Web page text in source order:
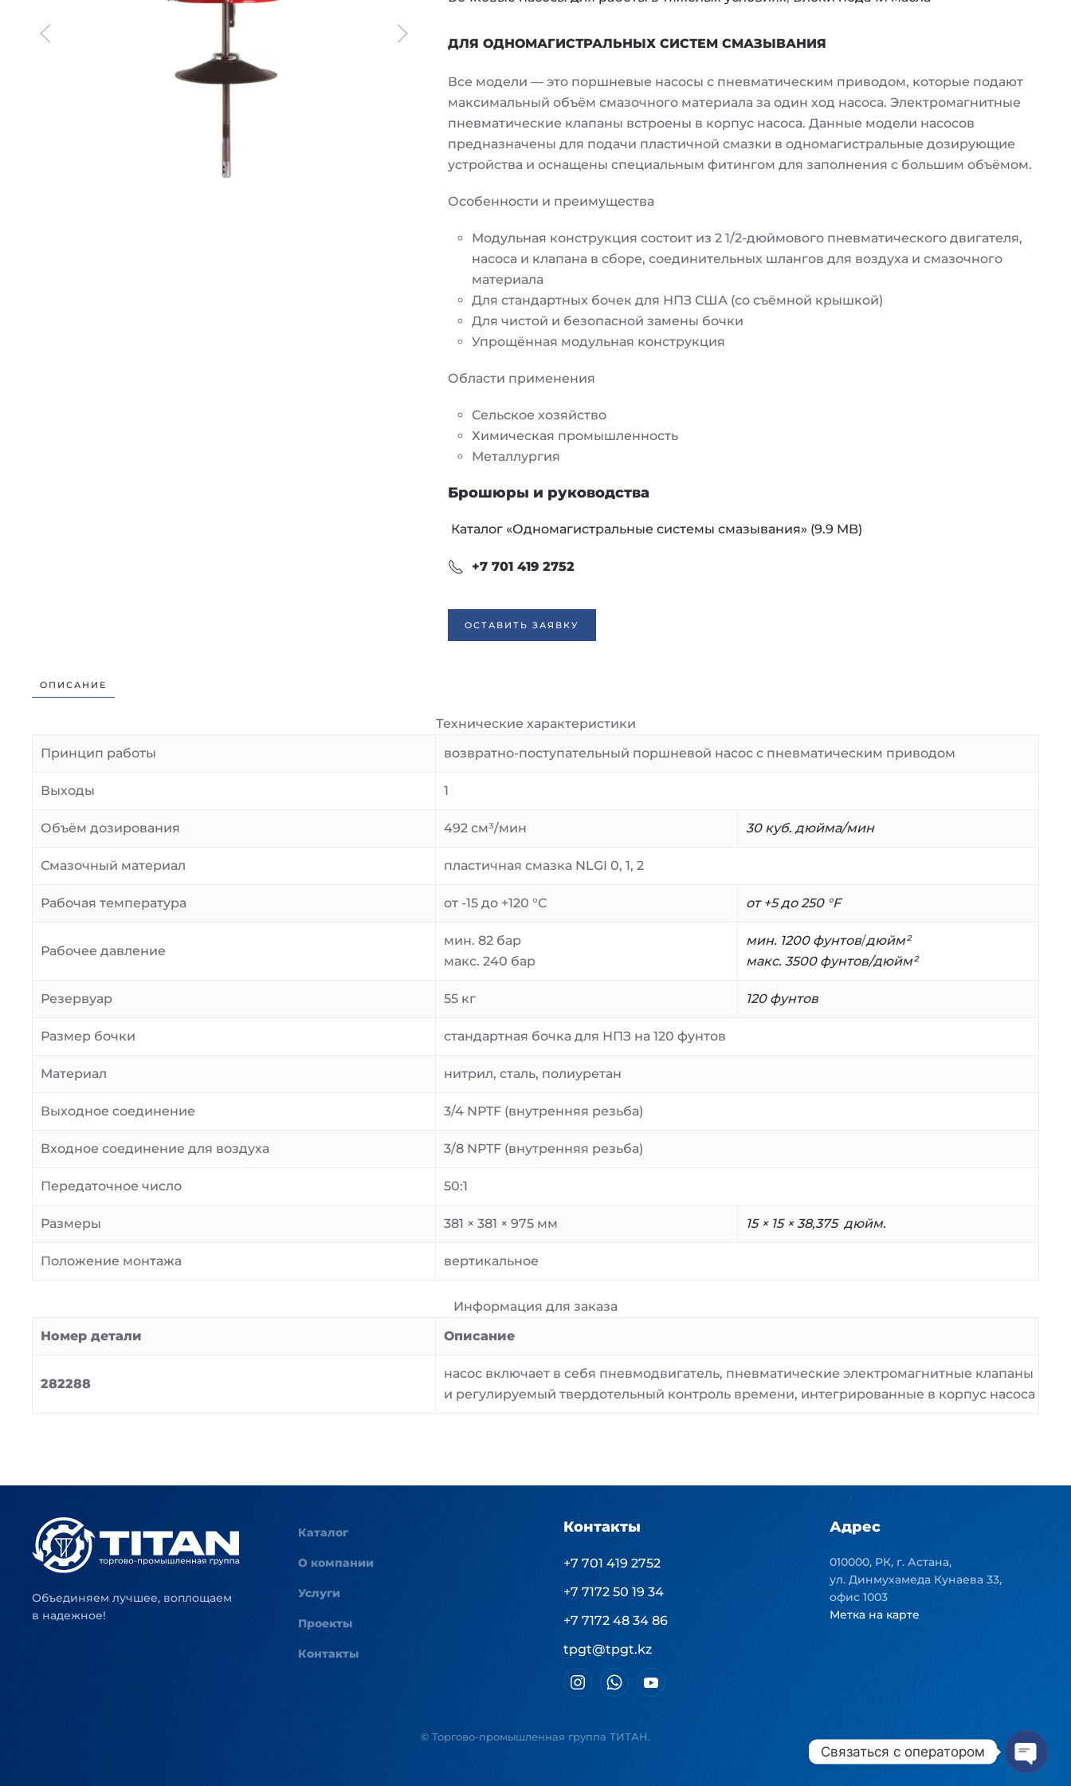
ДЛЯ ОДНОМАГИСТРАЛЬНЫХ СИСТЕМ СМАЗЫВАНИЯ
Все модели — это поршневые насосы с пневматическим приводом, которые подают
максимальный объём смазочного материала за один ход насоса. Электромагнитные
пневматические клапаны встроены в корпус насоса. Данные модели насосов
предназначены для подачи пластичной смазки в одномагистральные дозирующие
устройства и оснащены специальным фитингом для заполнения с большим объёмом.
Особенности и преимущества
Модульная конструкция состоит из 2 1/2-дюймового пневматического двигателя,
насоса и клапана в сборе, соединительных шлангов для воздуха и смазочного
материала
Для стандартных бочек для НПЗ США (со съёмной крышкой)
Для чистой и безопасной замены бочки
Упрощённая модульная конструкция
Области применения
Сельское хозяйство
Химическая промышленность
Металлургия
Брошюры и руководства
Каталог «Одномагистральные системы смазывания» (9.9 MB)
+7 701 419 2752
ОСТАВИТЬ ЗАЯВКУ
ОПИСАНИЕ
Технические характеристики
Принцип работы
возвратно-поступательный поршневой насос с пневматическим приводом
Выходы 1
Объём дозирования 492 см³/мин 30 куб. дюйма/мин
Смазочный материал пластичная смазка NLGI 0, 1, 2
Рабочая температура от -15 до +120 °C от +5 до 250 °F
Рабочее давление
мин. 82 бар
макс. 240 бар
мин. 1200 фунтов/дюйм²
макс. 3500 фунтов/дюйм²
Резервуар 55 кг 120 фунтов
Размер бочки стандартная бочка для НПЗ на 120 фунтов
Материал нитрил, сталь, полиуретан
Выходное соединение 3/4 NPTF (внутренняя резьба)
Входное соединение для воздуха 3/8 NPTF (внутренняя резьба)
Передаточное число 50:1
Размеры 381 × 381 × 975 мм 15 × 15 × 38,375 дюйм.
Положение монтажа вертикальное
Информация для заказа
Номер детали
Описание
282288
насос включает в себя пневмодвигатель, пневматические электромагнитные клапаны
и регулируемый твердотельный контроль времени, интегрированные в корпус насоса
Объединяем лучшее, воплощаем
в надежное!
Каталог
О компании
Услуги
Проекты
Контакты
Контакты
+7 701 419 2752
+7 7172 50 19 34
+7 7172 48 34 86
tpgt@tpgt.kz
Адрес
010000, РК, г. Астана,
ул. Динмухамеда Кунаева 33,
офис 1003
Метка на карте
© Торгово-промышленная группа ТИТАН.
Связаться с оператором